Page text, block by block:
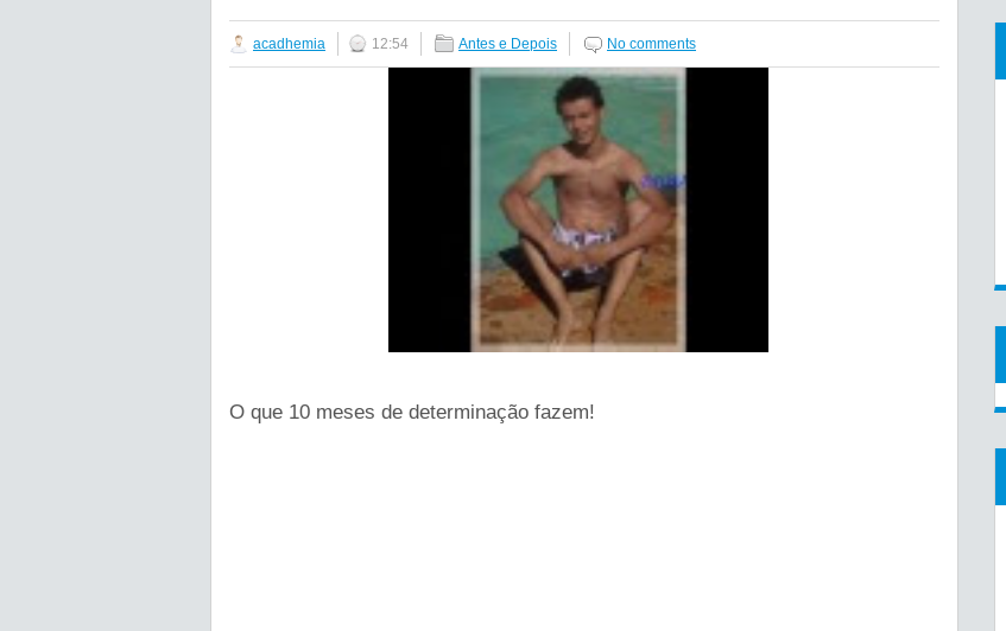
acadhemia 12:54 Antes e Depois No comments
O que 10 meses de determinação fazem!